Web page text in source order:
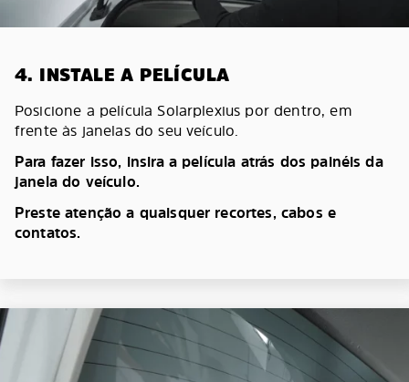
4. INSTALE A PELÍCULA
Posicione a película Solarplexius por dentro, em
frente às janelas do seu veículo.
Para fazer isso, insira a película atrás dos painéis da
janela do veículo.
Preste atenção a quaisquer recortes, cabos e
contatos.